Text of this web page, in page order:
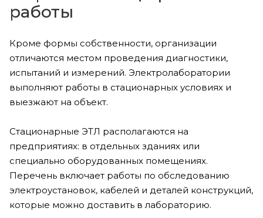
работы
Кроме формы собственности, организации
отличаются местом проведения диагностики,
испытаний и измерений. Электролаборатории
выполняют работы в стационарных условиях и
выезжают на объект.
Стационарные ЭТЛ располагаются на
предприятиях: в отдельных зданиях или
специально оборудованных помещениях.
Перечень включает работы по обследованию
электроустановок, кабелей и деталей конструкций,
которые можно доставить в лабораторию.